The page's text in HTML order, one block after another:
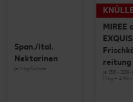
Span./ital.
Nektarinen
je 1-kg-Schale
MIREE
reitung
je 135 - 200-
(1 kg = 4.95